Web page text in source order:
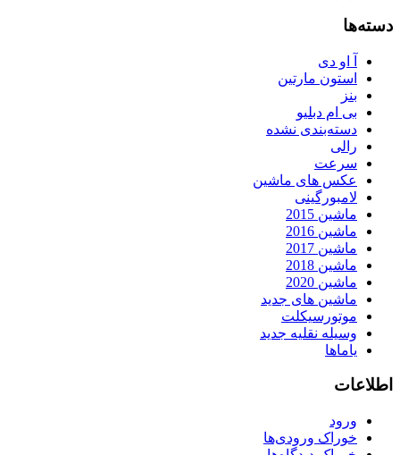
دسته‌ها
آ او دی
استون مارتین
بنز
بی ام دبلیو
دسته‌بندی نشده
رالی
سرعت
عکس های ماشین
لامبورگینی
ماشین 2015
ماشین 2016
ماشین 2017
ماشین 2018
ماشین 2020
ماشین های جدید
موتورسیکلت
وسیله نقلیه جدید
یاماها
اطلاعات
ورود
خوراک ورودی‌ها